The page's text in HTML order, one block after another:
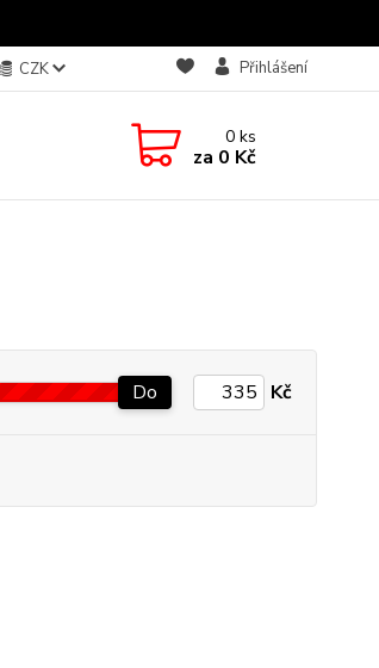
CZK Přihlášení
0ks
za 0 Kč
Do Kč